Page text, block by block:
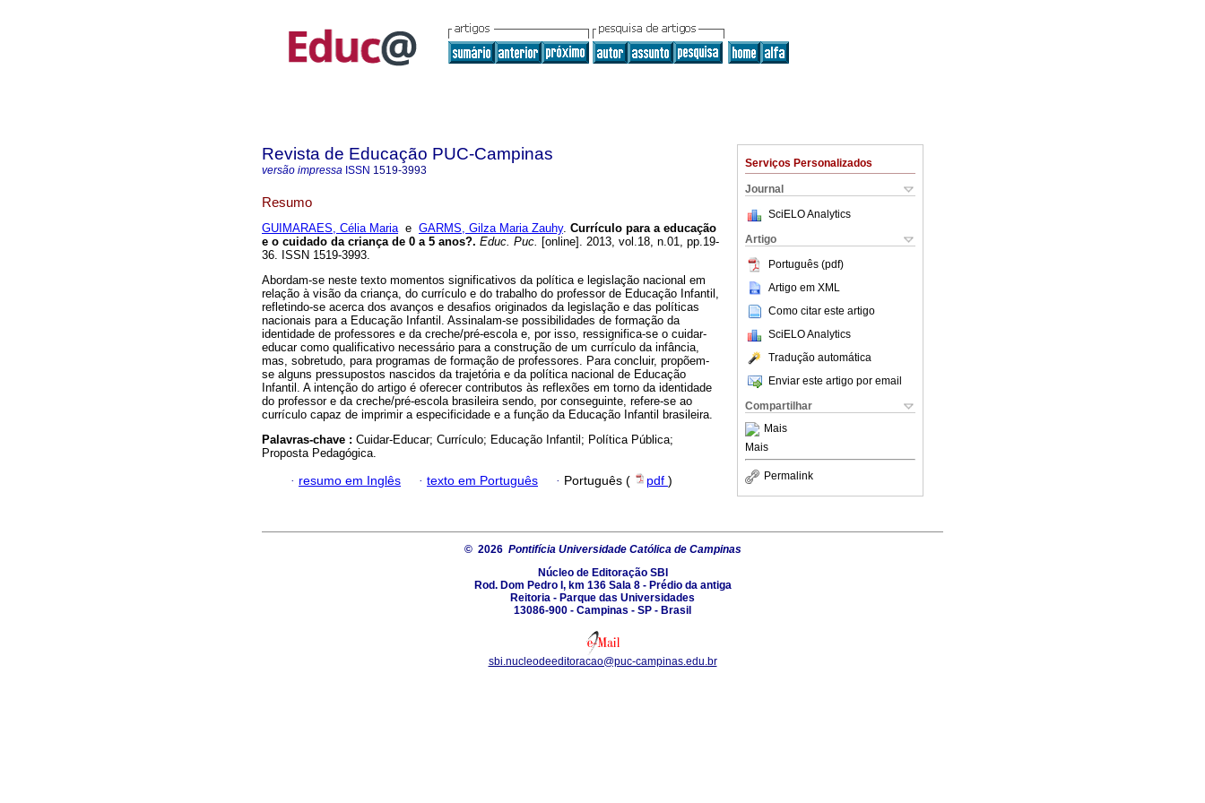
Serviços Personalizados
Journal
SciELO Analytics
Artigo
Português (pdf)
Artigo em XML
Como citar este artigo
SciELO Analytics
Tradução automática
Enviar este artigo por email
Compartilhar
Mais
Mais
Permalink
Revista de Educação PUC-Campinas
versão impressa ISSN 1519-3993
Resumo
GUIMARAES, Célia Mariae GARMS, Gilza Maria Zauhy. Currículo para a educação
e o cuidado da criança de 0 a 5 anos?. Educ. Puc. [online]. 2013, vol.18, n.01, pp.19-
36. ISSN 1519-3993.
Abordam-se neste texto momentos significativos da política e legislação nacional em
relação à visão da criança, do currículo e do trabalho do professor de Educação Infantil,
refletindo-se acerca dos avanços e desafios originados da legislação e das políticas
nacionais para a Educação Infantil. Assinalam-se possibilidades de formação da
identidade de professores e da creche/pré-escola e, por isso, ressignifica-se o cuidar-
educar como qualificativo necessário para a construção de um currículo da infância,
mas, sobretudo, para programas de formação de professores. Para concluir, propõem-
se alguns pressupostos nascidos da trajetória e da política nacional de Educação
Infantil. A intenção do artigo é oferecer contributos às reflexões em torno da identidade
do professor e da creche/pré-escola brasileira sendo, por conseguinte, refere-se ao
currículo capaz de imprimir a especificidade e a função da Educação Infantil brasileira.
Palavras-chave : Cuidar-Educar; Currículo; Educação Infantil; Política Pública;
Proposta Pedagógica.
· resumo em Inglês · texto em Português · Português ( pdf )
© 2026 Pontifícia Universidade Católica de Campinas
Núcleo de Editoração SBI
Rod. Dom Pedro I, km 136 Sala 8 - Prédio da antiga
Reitoria - Parque das Universidades
13086-900 - Campinas - SP - Brasil
sbi.nucleodeeditoracao@puc-campinas.edu.br